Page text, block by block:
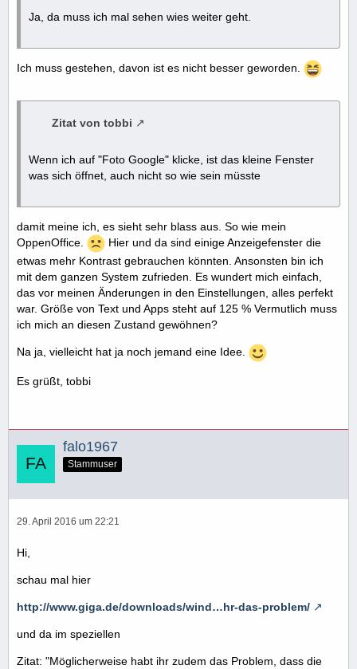
Ja, da muss ich mal sehen wies weiter geht.
Ich muss gestehen, davon ist es nicht besser geworden.
Zitat von tobbi
Wenn ich auf "Foto Google" klicke, ist das kleine Fenster
was sich öffnet, auch nicht so wie sein müsste
damit meine ich, es sieht sehr blass aus. So wie mein
OppenOffice.
Hier und da sind einige Anzeigefenster die
etwas mehr Kontrast gebrauchen könnten. Ansonsten bin ich
mit dem ganzen System zufrieden. Es wundert mich einfach,
das vor meinen Änderungen in den Einstellungen, alles perfekt
war. Größe von Text und Apps steht auf 125 % Vermutlich muss
ich mich an diesen Zustand gewöhnen?
Na ja, vielleicht hat ja noch jemand eine Idee.
Es grüßt, tobbi
falo1967
Stammuser
29. April 2016 um 22:21
Hi,
schau mal hier
http://www.giga.de/downloads/wind…hr-das-problem/
und da im speziellen
Zitat: "Möglicherweise habt ihr zudem das Problem, dass die